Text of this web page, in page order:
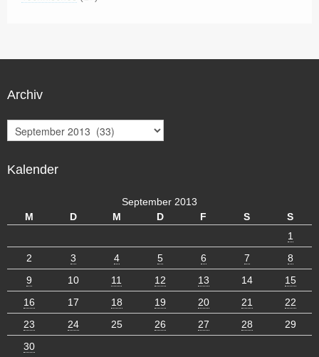
Archiv
r
h
Kalender
September 2013
M
D M D F S
S
1
2
3 4 5 6 7
8
9
10 11 12 13 14
15
16
17 18 19 20 21
22
23
24 25 26 27 28
29
30